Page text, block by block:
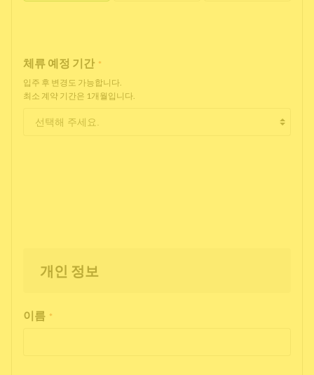
체류 예정 기간 *
입주 후 변경도 가능합니다.
최소 계약 기간은 1개월입니다.
개인 정보
이름 *